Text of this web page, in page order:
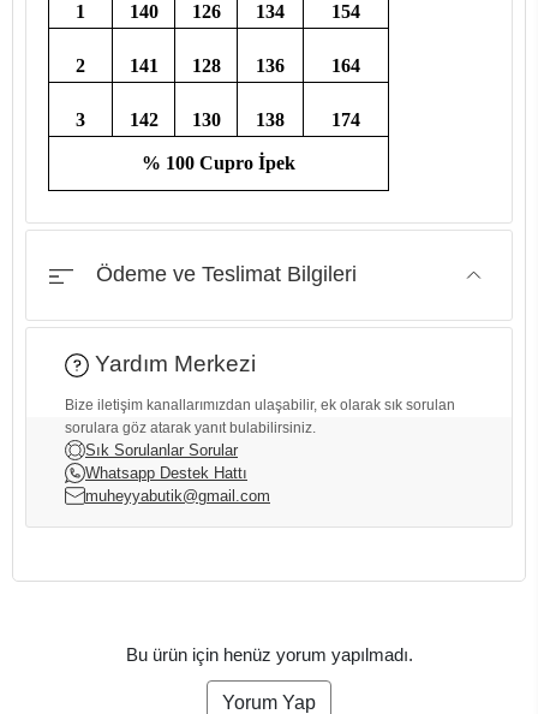
1 140 126 134 154
2 141 128 136 164
3 142 130 138 174
% 100 Cupro İpek
Ödeme ve Teslimat Bilgileri
Yardım Merkezi
Bize iletişim kanallarımızdan ulaşabilir, ek olarak sık sorulan
sorulara göz atarak yanıt bulabilirsiniz.
Sık Sorulanlar Sorular
Whatsapp Destek Hattı
muheyyabutik@gmail.com
Bu ürün için henüz yorum yapılmadı.
Yorum Yap